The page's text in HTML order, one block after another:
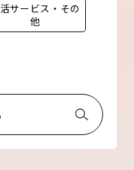
サービス・その
他